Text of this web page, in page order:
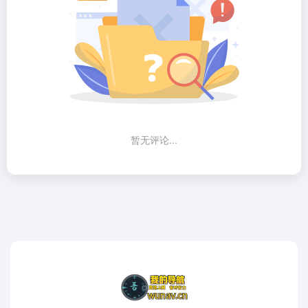
暂无评论...